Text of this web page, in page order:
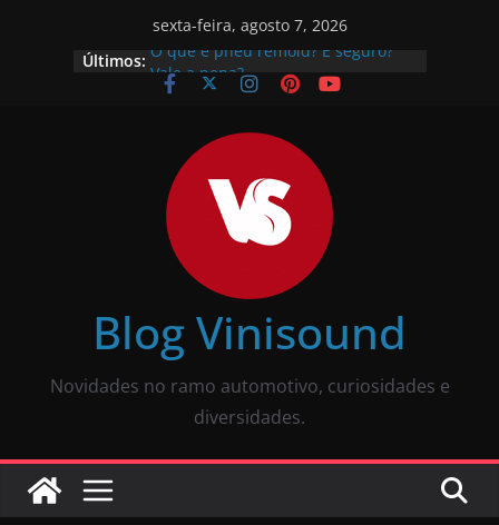
sexta-feira, agosto 7, 2026
Últimos: O que é pneu remold? É seguro?
Vale a pena?
descomplicado
JBL Wave Buds é bom? Uma review
completa
O som automotivo Pioneer é bom?
Review completa
Som para carros com bluetooth e
tela: como escolher?
Blog Vinisound
Novidades no ramo automotivo, curiosidades e
diversidades.